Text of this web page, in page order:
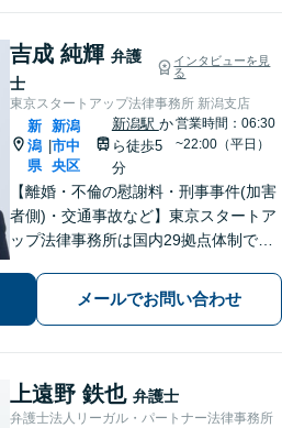
吉成 純輝 弁護
士
インタビューを見
る
東京スタートアップ法律事務所 新潟支店
新
潟
県
|
新潟
市中
央区
新潟駅 か
ら徒歩5
分
営業時間：06:30
~22:00（平日）
【離婚・不倫の慰謝料・刑事事件(加害
者側)・交通事故など】東京スタートア
ップ法律事務所は国内29拠点体制で全
対応(法律相談は完全予約制)】各分野で
専門性の高い弁護士が寄り添い解決を
メールでお問い合わせ
上遠野 鉄也 弁護士
弁護士法人リーガル・パートナー法律事務所